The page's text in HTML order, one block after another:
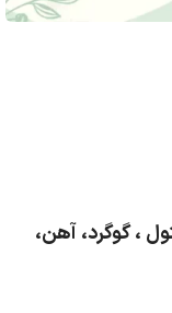
، گوگرد، آهن،